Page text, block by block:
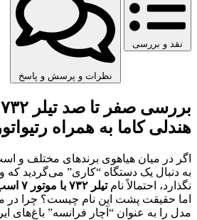
نقد و بررسی
نظرات و پرسش و پاسخ
هندلی کاما به همراه
اگر در میان هیاهوی برندهای مختلف و
به دنبال یک دستگاه “کاری” می‌گردید که
نگذارد، احتمالاً نامتیلر ۷۳۲ با موتور ۷ اسب هندلی کاما
اما حقیقت پشت این نام چیست؟ چرا در
مدل را به عنوان “آچار فرانسه” باغ‌های